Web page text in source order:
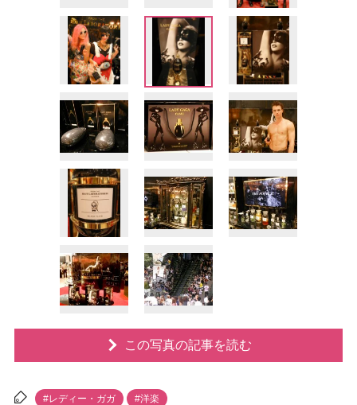
この写真の記事を読む
#レディー・ガガ #洋楽